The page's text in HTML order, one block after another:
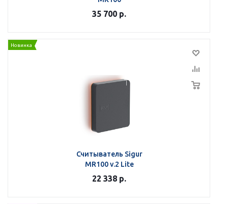
35 700 р.
Новинка
Считыватель Sigur
MR100 v.2 Lite
22 338 р.